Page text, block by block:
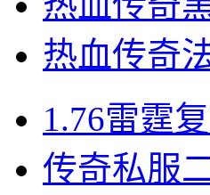
热血传奇
1.76雷霆
传奇私服